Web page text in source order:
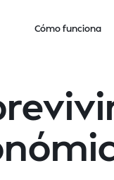
Cómo funciona